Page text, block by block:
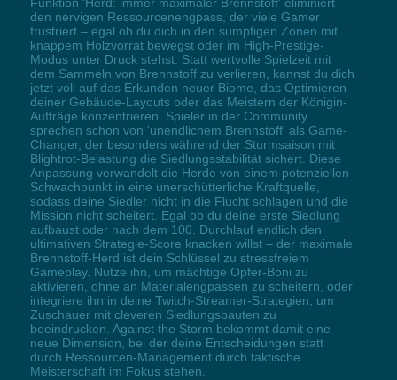
Funktion 'Herd: immer maximaler Brennstoff' eliminiert
den nervigen Ressourcenengpass, der viele Gamer
frustriert – egal ob du dich in den sumpfigen Zonen mit
knappem Holzvorrat bewegst oder im High-Prestige-
Modus unter Druck stehst. Statt wertvolle Spielzeit mit
dem Sammeln von Brennstoff zu verlieren, kannst du dich
jetzt voll auf das Erkunden neuer Biome, das Optimieren
deiner Gebäude-Layouts oder das Meistern der Königin-
Aufträge konzentrieren. Spieler in der Community
sprechen schon von 'unendlichem Brennstoff' als Game-
Changer, der besonders während der Sturmsaison mit
Blightrot-Belastung die Siedlungsstabilität sichert. Diese
Anpassung verwandelt die Herde von einem potenziellen
Schwachpunkt in eine unerschütterliche Kraftquelle,
sodass deine Siedler nicht in die Flucht schlagen und die
Mission nicht scheitert. Egal ob du deine erste Siedlung
aufbaust oder nach dem 100. Durchlauf endlich den
ultimativen Strategie-Score knacken willst – der maximale
Brennstoff-Herd ist dein Schlüssel zu stressfreiem
Gameplay. Nutze ihn, um mächtige Opfer-Boni zu
aktivieren, ohne an Materialengpässen zu scheitern, oder
integriere ihn in deine Twitch-Streamer-Strategien, um
Zuschauer mit cleveren Siedlungsbauten zu
beeindrucken. Against the Storm bekommt damit eine
neue Dimension, bei der deine Entscheidungen statt
durch Ressourcen-Management durch taktische
Meisterschaft im Fokus stehen.